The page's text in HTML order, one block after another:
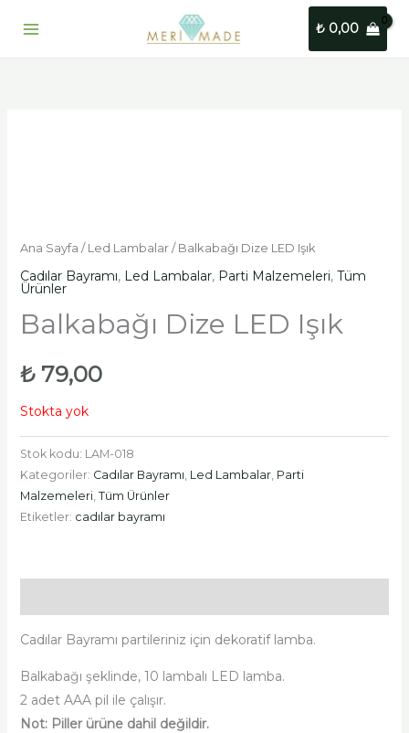
₺ 0,00
Ana Sayfa / Led Lambalar/ Balkabağı Dize LED Işık
Cadılar Bayramı, Led Lambalar, Parti Malzemeleri, Tüm
Ürünler
Balkabağı Dize LED Işık
₺79,00
Stokta yok
Stok kodu: LAM-018
Kategoriler: Cadılar Bayramı Led Lambalar, Parti
Malzemeleri, Tüm Ürünler
Etiketler: cadılar bayramı
Cadılar Bayramı partileriniz için dekoratif lamba.
Balkabağı şeklinde, 10 lambalı LED lamba.
2 adet AAA pil ile çalışır.
Not: Piller ürüne dahil değildir.